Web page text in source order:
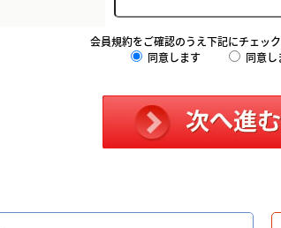
会員規約をご確認のうえ下記にチェック
同意します
同意し